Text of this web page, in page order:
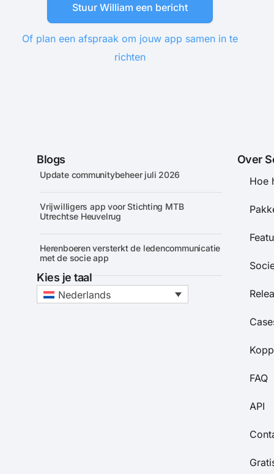
Stuur William een bericht
Of plan een afspraak om jouw app samen in te
richten
Blogs
Update communitybeheer juli 2026
Vrijwilligers app voor Stichting MTB
Utrechtse Heuvelrug
Herenboeren versterkt de ledencommunicatie
met de socie app
Kies je taal
Nederlands
Over
Hoe
FAQ
API